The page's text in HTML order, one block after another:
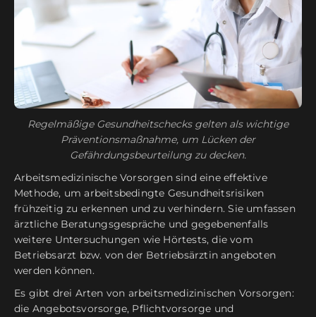
Regelmäßige Gesundheitschecks gelten als wichtige
Präventionsmaßnahme, um Lücken der
Gefährdungsbeurteilung zu decken.
Arbeitsmedizinische Vorsorgen sind eine effektive
Methode, um arbeitsbedingte Gesundheitsrisiken
frühzeitig zu erkennen und zu verhindern. Sie umfassen
ärztliche Beratungsgespräche und gegebenenfalls
weitere Untersuchungen wie Hörtests, die vom
Betriebsarzt bzw. von der Betriebsärztin angeboten
werden können.
Es gibt drei Arten von arbeitsmedizinischen Vorsorgen:
die Angebotsvorsorge, Pflichtvorsorge und